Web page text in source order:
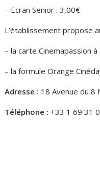
– Ecran Senior : 3,00€
L’établissement propose
– la carte Cinemapassion
– la formule Orange
Adresse : 18 Avenue du 8
Téléphone :+33 1 69 31